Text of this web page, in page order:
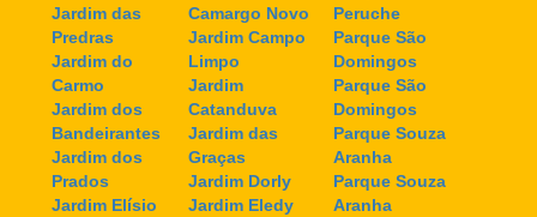
Jardim das
Predras
Jardim do
Carmo
Jardim dos
Bandeirantes
Jardim dos
Prados
Jardim Elísio
Camargo Novo
Jardim Campo
Limpo
Jardim
Catanduva
Jardim das
Graças
Jardim Dorly
Jardim Eledy
Peruche
Parque São
Domingos
Parque São
Domingos
Parque Souza
Aranha
Parque Souza
Aranha